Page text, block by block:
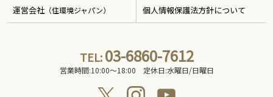
運営会社 （住環境ジャパン） 個人情報保護法方針について
TEL:03-6860-7612
営業時間:10:00〜18:00 定休日:水曜日/日曜日